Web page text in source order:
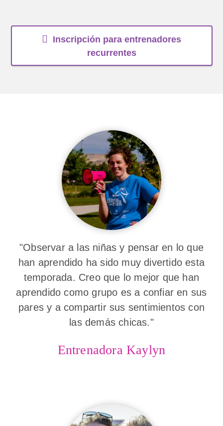
Inscripción para entrenadores
recurrentes
"Observar a las niñas y pensar en lo que
han aprendido ha sido muy divertido esta
temporada. Creo que lo mejor que han
aprendido como grupo es a confiar en sus
pares y a compartir sus sentimientos con
las demás chicas."
Entrenadora Kaylyn